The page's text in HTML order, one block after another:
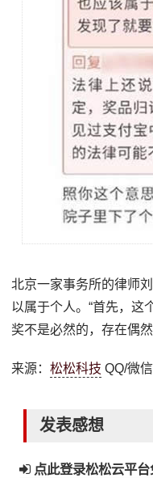
北京一家事务所的律师
以属于个人。“首先，这
奖不是必然的，存在偶
来源：松松科技 QQ/微
发表感想
点此登录松松云平